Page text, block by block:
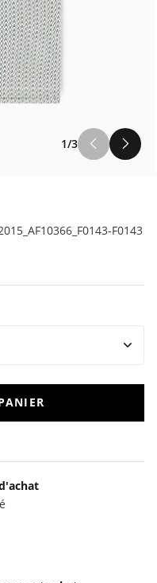
1/3
F0143